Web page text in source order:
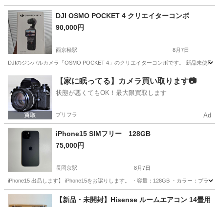
京都 京都市
DJI OSMO POCKET 4 クリエイターコンボ
90,000円
西京極駅 8月7日
DJIのジンバルカメラ「OSMO POCKET 4」のクリエイターコンボです。 新品未使用
京都市 西京極駅 ビデオカメラ、ムービーカメラ
【家に眠ってる】カメラ買い取ります📷
状態が悪くてもOK！最大限買取します
プリフラ Ad
iPhone15 SIMフリー 128GB
75,000円
長岡京駅 8月7日
iPhone15 出品します】 iPhone15をお譲りします。 ・容量：128GB ・カラー：ブラ
京都 長岡京市 長岡京駅 電話、ＦＡＸ
【新品・未開封】Hisense ルームエアコン 14畳用